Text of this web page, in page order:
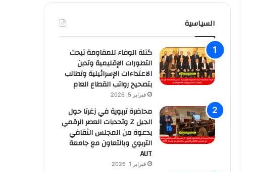
السياسية
كتلة الوفاء للمقاومة تبحث
التطورات الإقليمية وتدين
الاعتداءات الإسرائيلية وتطالب
بتصحيح رواتب القطاع العام
فبراير 5, 2026
محاضرة تربوية في زغرتا حول
الجيل Z وتحديات العصر الرقمي
بدعوة من المجلس الثقافي
التربوي وبالتعاون مع جامعة
AUT
فبراير 1, 2026